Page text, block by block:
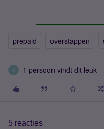
prepaid overstappen
D 1 persoon vindt dit leuk
5 reacties